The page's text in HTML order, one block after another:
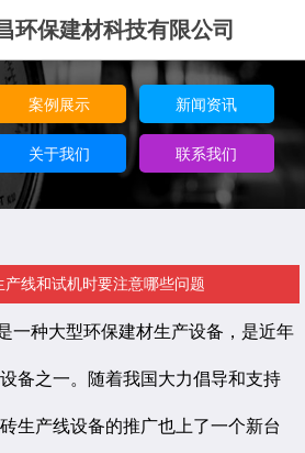
环保建材科技有限公司
案例展示 新闻资讯
关于我们 联系我们
产线和试机时要注意哪些问题
一种大型环保建材生产设备，是近年
备之一。随着我国大力倡导和支持
生产线设备的推广也上了一个新台